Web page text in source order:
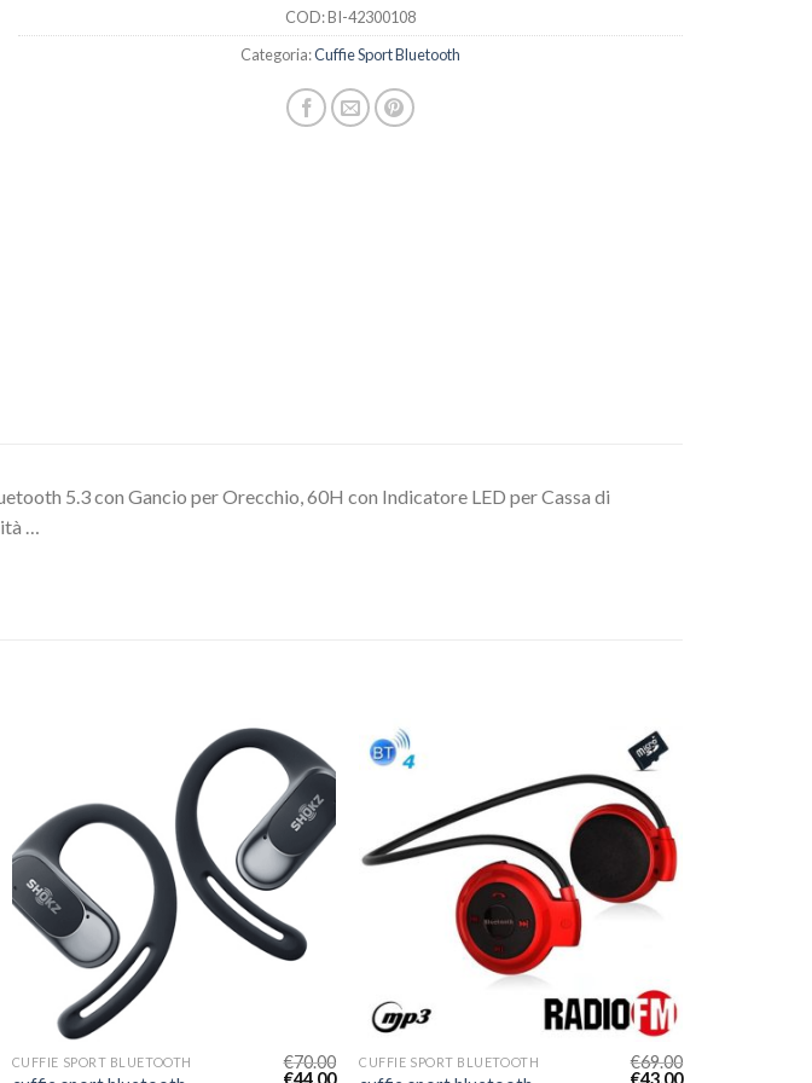
COD:BI-42300108
Categoria:Cuffie Sport Bluetooth
5.3 con Gancio per Orecchio, 60H con Indicatore LED per Cassa di
…
CUFFIE SPORT BLUETOOTH €70.00
€44.00
CUFFIE SPORT BLUETOOTH €69.00
€43.00